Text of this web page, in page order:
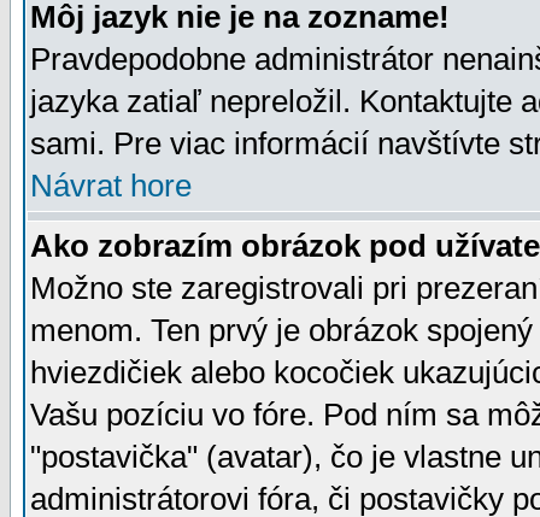
Môj jazyk nie je na zozname!
Pravdepodobne administrátor
jazyka zatiaľ nepreložil. Kontaktujte
sami. Pre viac informácií navštívte
Návrat hore
Ako zobrazím obrázok pod
Možno ste zaregistrovali pri
menom. Ten prvý je obrázok
hviezdičiek alebo kocočiek
Vašu pozíciu vo fóre. Pod ním sa
"postavička" (avatar), čo je vlastne
administrátorovi fóra, či postavičky